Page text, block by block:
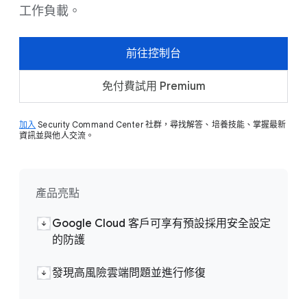
工作負載。
前往控制台
免付費試用 Premium
加入 Security Command Center 社群，尋找解答、培養技能、掌握最新
資訊並與他人交流。
產品亮點
Google Cloud 客戶可享有預設採用安全設定
的防護
發現高風險雲端問題並進行修復